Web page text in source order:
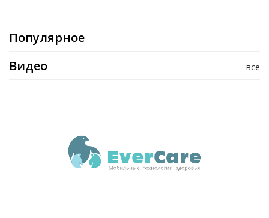
Популярное
все
Видео